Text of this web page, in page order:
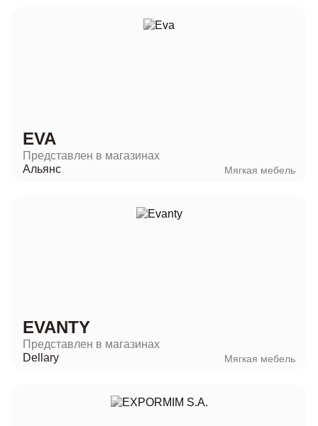
EVA
Представлен в магазинах
Альянс
Мягкая мебель
EVANTY
Представлен в магазинах
Dellary
Мягкая мебель